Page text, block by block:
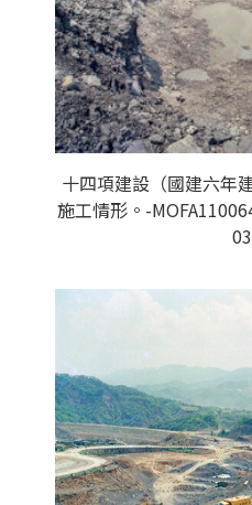
十四項建設（國建六年
施工情形。-